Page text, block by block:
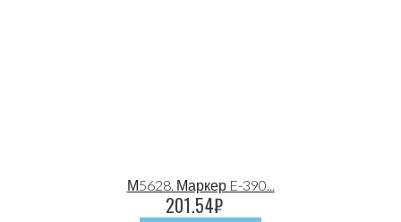
М5628. Маркер E-390...
201.54₽